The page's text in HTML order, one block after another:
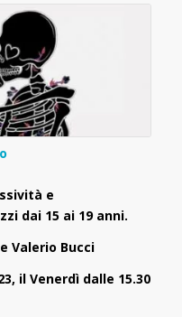
e
dai 15 ai 19 anni.
Valerio Bucci
il Venerdì dalle 15.30